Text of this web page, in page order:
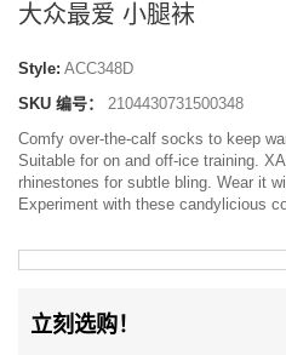
大众最爱 小腿袜
Style: ACC348D
SKU 编号：
2104430731500348
Comfy over-the-calf socks to keep
Suitable for on and off-ice training.
rhinestones for subtle bling. Wear it
Experiment with these candylicious
立刻选购！